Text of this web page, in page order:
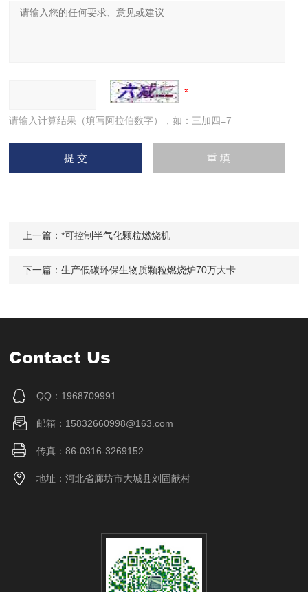
请输入计算结果（填写阿拉伯数字），如：三加四=7
上一篇：*可控制半气化颗粒燃烧机
下一篇：生产低碳环保生物质颗粒燃烧炉70万大卡
Contact Us
QQ：1968709991
邮箱：15832660998@163.com
传真：86-0316-3269152
地址：河北省廊坊市大城县刘固献村